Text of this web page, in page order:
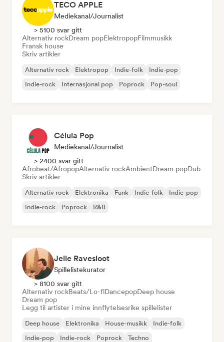
TECO APPLE
Mediekanal/journalist
> 5100 svar gitt
Alternativ rockDream popElektropopFilmmusikk
Fransk house
Skriv artikler
Alternativ rock Elektropop Indie-folk
Indie-pop
Indie-rock
Internasjonal pop Poprock Pop-soul
Célula Pop
Mediekanal/journalist
> 2400 svar gitt
Afrobeat/AfropopAlternativ rockAmbientDream popDub
Skriv artikler
Alternativ rock Elektronika Funk Indie-folk
Indie-pop
Indie-rock
Poprock R&B
Jelle Ravesloot
Spillelistekurator
> 8100 svar gitt
Alternativ rockBeats/Lo-fiDancepopDeep house
Dream pop
Legg til artister i mine innflytelsesrike spillelister
Deep house Elektronika House-musikk
Indie-folk
Indie-pop
Indie-rock Poprock Techno